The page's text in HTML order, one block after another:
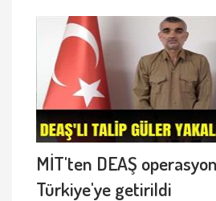
MİT'ten DEAŞ
Türkiye'ye getirildi